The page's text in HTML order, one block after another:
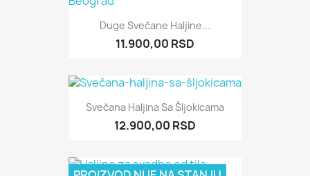
Duge Svečane Haljine...
11.900,00 RSD
Svečana Haljina Sa Šljokicama
12.900,00 RSD